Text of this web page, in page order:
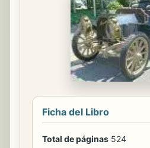
Ficha del Libro
Total de páginas 524